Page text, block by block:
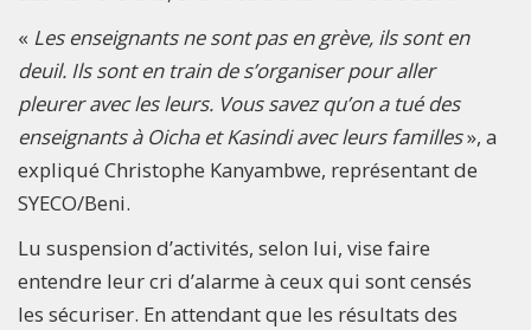
« Les enseignants ne sont pas en grève, ils sont en
deuil. Ils sont en train de s’organiser pour aller
pleurer avec les leurs. Vous savez qu’on a tué des
enseignants à Oicha et Kasindi avec leurs familles», a
expliqué Christophe Kanyambwe, représentant de
SYECO/Beni.
Lu suspension d’activités, selon lui, vise faire
entendre leur cri d’alarme à ceux qui sont censés
les sécuriser. En attendant que les résultats des